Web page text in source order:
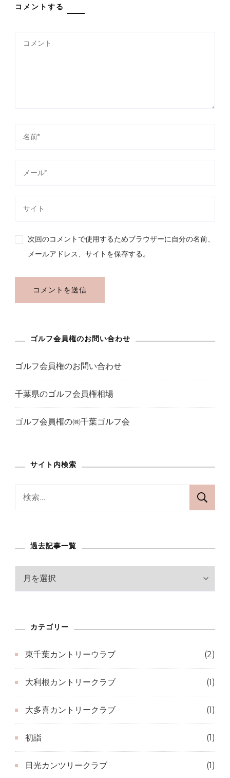
ー
シ
ン
コメントする
次回のコメントで使用するためブラウザーに自分の名前、
メールアドレス、サイトを保存する。
ゴルフ会員権のお問い合わせ
ゴルフ会員権のお問い合わせ
千葉県のゴルフ会員権相場
ゴルフ会員権の㈱千葉ゴルフ会
サイト内検索
過去記事一覧
一
カテゴリー
東千葉カントリーウラブ (2)
大利根カントリークラブ (1)
大多喜カントリークラブ (1)
初詣 (1)
日光カンツリークラブ (1)